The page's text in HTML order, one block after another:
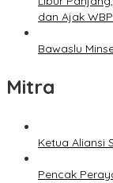
dan Ajak
Bawaslu
Mitra
Ketua Aliansi
Pencak